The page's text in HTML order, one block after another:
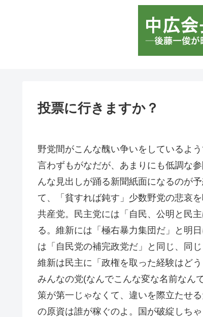
投票に行きますか？
野党間がこんな醜い争いをしているよ
言わずもがなだが、あまりにも低調な
んな見出しが踊る新聞紙面になるのが
て、「貧すれば鈍す」少数野党の悲哀を
共産党。民主党には「自民、公明と民
る。維新には「極右暴力集団だ」と明
は「自民党の補完政党だ」と同じ、同
維新は民主に「政権を取った経験はど
みんなの党(なんでこんな変な名前なん
策が第一じゃなくて、違いを際立たせ
の原資は誰が稼ぐのよ。国が破綻しち